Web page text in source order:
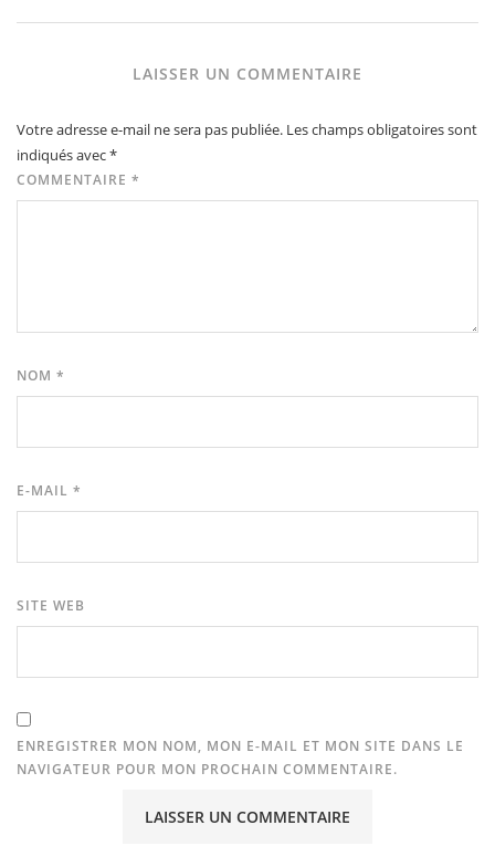
LAISSER UN COMMENTAIRE
Votre adresse e-mail ne sera pas publiée. Les champs obligatoires sont
indiqués avec*
COMMENTAIRE *
NOM *
E-MAIL *
SITE WEB
ENREGISTRER MON NOM, MON E-MAIL ET MON SITE DANS LE
NAVIGATEUR POUR MON PROCHAIN COMMENTAIRE.